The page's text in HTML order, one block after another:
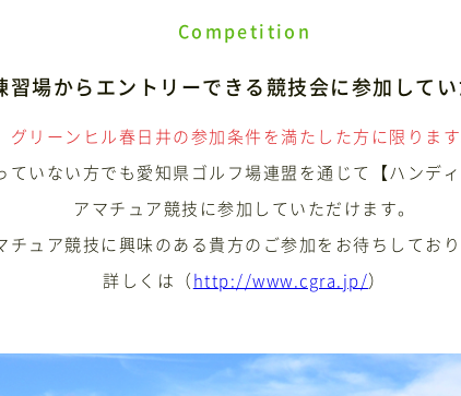
Competition
習場からエントリーできる競技会に参加してい
グリーンヒル春日井の参加条件を満たした方に限ります
ていない方でも愛知県ゴルフ場連盟を通じて【ハンディ
アマチュア競技に参加していただけます。
チュア競技に興味のある貴方のご参加をお待ちしており
詳しくは（http://www.cgra.jp/）